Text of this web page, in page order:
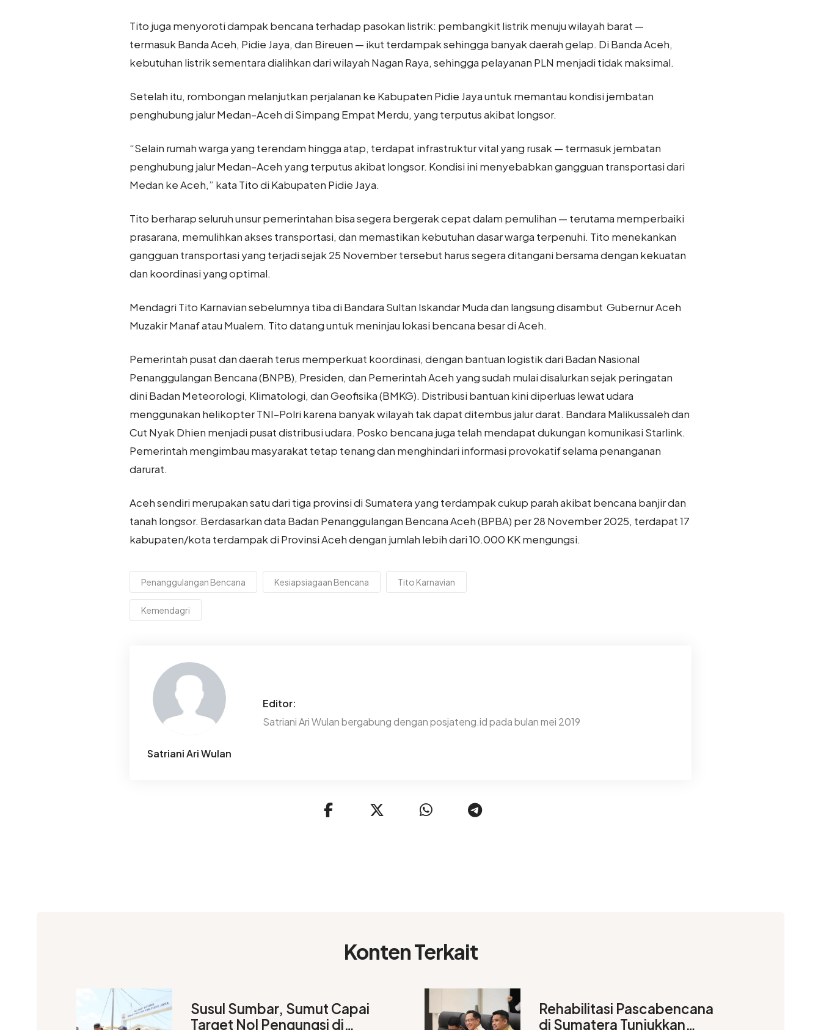
Tito juga menyoroti dampak bencana terhadap pasokan listrik: pembangkit listrik menuju wilayah barat —
termasuk Banda Aceh, Pidie Jaya, dan Bireuen — ikut terdampak sehingga banyak daerah gelap. Di Banda Aceh,
kebutuhan listrik sementara dialihkan dari wilayah Nagan Raya, sehingga pelayanan PLN menjadi tidak maksimal.
Setelah itu, rombongan melanjutkan perjalanan ke Kabupaten Pidie Jaya untuk memantau kondisi jembatan
penghubung jalur Medan–Aceh di Simpang Empat Merdu, yang terputus akibat longsor.
“Selain rumah warga yang terendam hingga atap, terdapat infrastruktur vital yang rusak — termasuk jembatan
penghubung jalur Medan–Aceh yang terputus akibat longsor. Kondisi ini menyebabkan gangguan transportasi dari
Medan ke Aceh,” kata Tito di Kabupaten Pidie Jaya.
Tito berharap seluruh unsur pemerintahan bisa segera bergerak cepat dalam pemulihan — terutama memperbaiki
prasarana, memulihkan akses transportasi, dan memastikan kebutuhan dasar warga terpenuhi. Tito menekankan
gangguan transportasi yang terjadi sejak 25 November tersebut harus segera ditangani bersama dengan kekuatan
dan koordinasi yang optimal.
Mendagri Tito Karnavian sebelumnya tiba di Bandara Sultan Iskandar Muda dan langsung disambut Gubernur Aceh
Muzakir Manaf atau Mualem. Tito datang untuk meninjau lokasi bencana besar di Aceh.
Pemerintah pusat dan daerah terus memperkuat koordinasi, dengan bantuan logistik dari Badan Nasional
Penanggulangan Bencana (BNPB), Presiden, dan Pemerintah Aceh yang sudah mulai disalurkan sejak peringatan
dini Badan Meteorologi, Klimatologi, dan Geofisika (BMKG). Distribusi bantuan kini diperluas lewat udara
menggunakan helikopter TNI–Polri karena banyak wilayah tak dapat ditembus jalur darat. Bandara Malikussaleh dan
Cut Nyak Dhien menjadi pusat distribusi udara. Posko bencana juga telah mendapat dukungan komunikasi Starlink.
Pemerintah mengimbau masyarakat tetap tenang dan menghindari informasi provokatif selama penanganan
darurat.
Aceh sendiri merupakan satu dari tiga provinsi di Sumatera yang terdampak cukup parah akibat bencana banjir dan
tanah longsor. Berdasarkan data Badan Penanggulangan Bencana Aceh (BPBA) per 28 November 2025, terdapat 17
kabupaten/kota terdampak di Provinsi Aceh dengan jumlah lebih dari 10.000 KK mengungsi.
Penanggulangan Bencana Kesiapsiagaan Bencana Tito Karnavian
Kemendagri
Satriani Ari Wulan
Editor:
Satriani Ari Wulan bergabung dengan posjateng.id pada bulan mei 2019
Konten Terkait
Susul Sumbar, Sumut Capai
Target Nol Pengungsi di
Rehabilitasi Pascabencana
di Sumatera Tunjukkan